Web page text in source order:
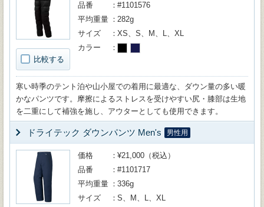
比較する
品番
#1101576
平均重量
282g
サイズ
XS、S、M、L、XL
カラー
寒い時季のテント泊や山小屋での着用に最適な、ダウン量の多い暖
かなパンツです。摩擦によるストレスを受けやすい尻・膝部は生地
を二重にして補強を施し、アウターとしても使用できます。
ドライテック ダウンパンツ Men's 男性用
価格
¥21,000（税込）
品番
#1101717
平均重量
336g
サイズ
S、M、L、XL